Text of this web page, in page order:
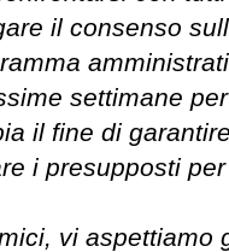
il consenso
settimane
il fine di
i presupposti
vi aspettiamo